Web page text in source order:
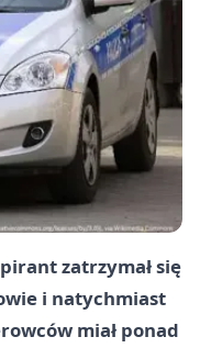
zatrzymał się
i natychmiast
miał ponad